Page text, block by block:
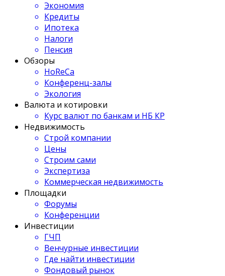
Экономия
Кредиты
Ипотека
Налоги
Пенсия
Обзоры
HoReCa
Конференц-залы
Экология
Валюта и котировки
Курс валют по банкам и НБ КР
Недвижимость
Строй компании
Цены
Строим сами
Экспертиза
Коммерческая недвижимость
Площадки
Форумы
Конференции
Инвестиции
ГЧП
Венчурные инвестиции
Где найти инвестиции
Фондовый рынок